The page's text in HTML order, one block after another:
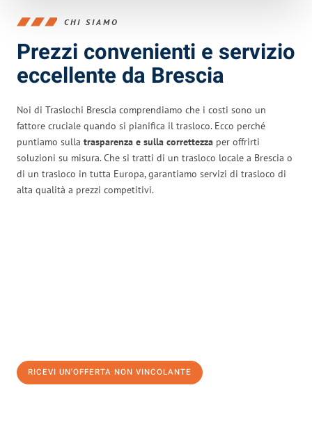
CHI SIAMO
Prezzi convenienti e servizio
eccellente da Brescia
Noi di Traslochi Brescia comprendiamo che i costi sono un
fattore cruciale quando si pianifica il trasloco. Ecco perché
puntiamo sulla trasparenza e sulla correttezza per offrirti
soluzioni su misura. Che si tratti di un trasloco locale a Brescia o
di un trasloco in tutta Europa, garantiamo servizi di trasloco di
alta qualità a prezzi competitivi.
RICEVI UN'OFFERTA NON VINCOLANTE